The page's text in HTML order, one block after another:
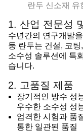
란두 신소재
1. 산업 전문성
수년간의 연구개발
둥 란두는 건설, 코팅
소수성 솔루션에 특
습니다.
2. 고품질 제품
장기적인 방수 성
우수한 소수성 성
엄격한 시험과 품
통한 일관된 품질